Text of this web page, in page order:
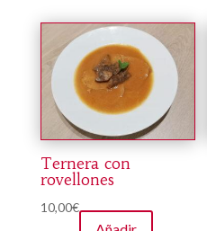
Ternera con
rovellones
10,00€